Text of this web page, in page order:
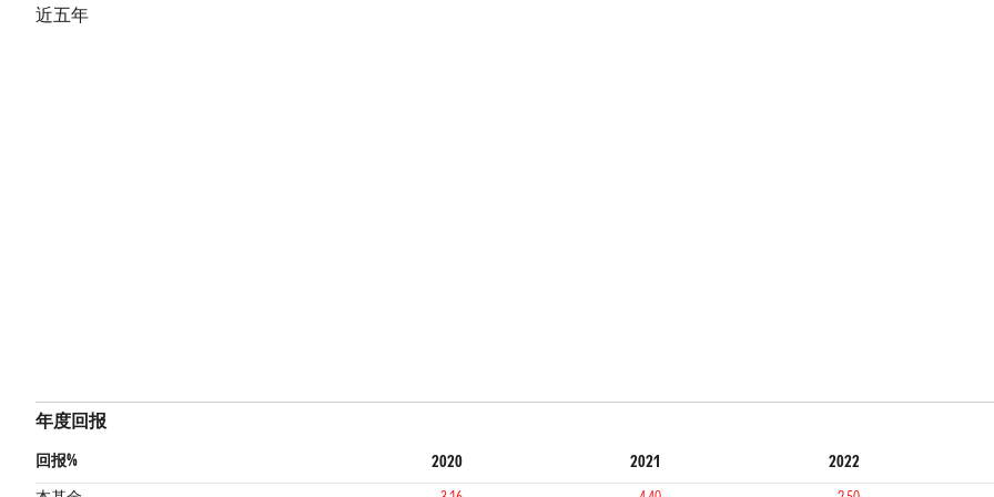
近五年
年度回报
回报% 2020 2021
2022